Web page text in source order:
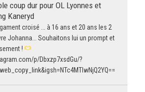
coup dur pour OL Lyonnes et
Kaneryd
croisé ... à 16 ans et 20 ans les 2
Johanna... Souhaitons lui un prompt et
!
p/Dbxzp7xsdGu/?